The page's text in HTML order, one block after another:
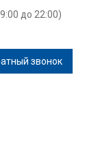
до 22:00)
звонок